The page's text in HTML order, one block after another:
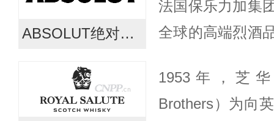
ABSOLUT绝对伏特加
法国保乐力加集
全球的高端烈酒
的优质冬小麦和
的...
1953年，芝
Brothers）为向